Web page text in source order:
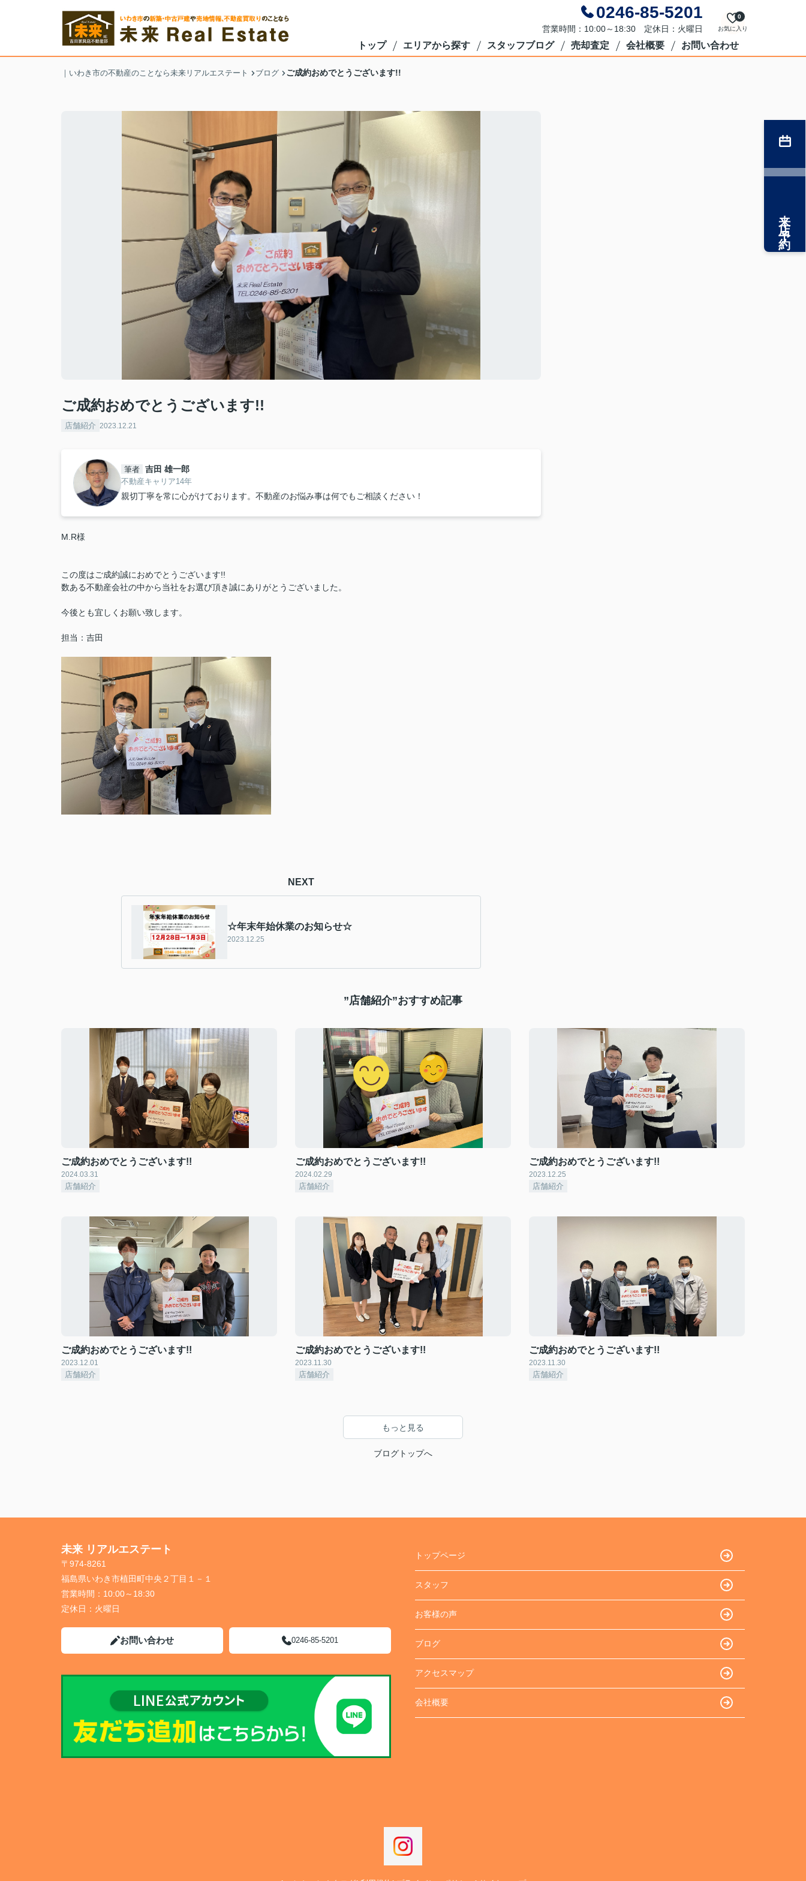
0246-85-5201
営業時間：10:00～18:30 定休日：火曜日 お気に入り
0
トップ エリアから探す スタッフブログ 売却査定 会社概要 お問い合わせ
｜いわき市の不動産のことなら未来リアルエステート ブログ ご成約おめでとうございます!!
ご成約おめでとうございます!!
店舗紹介 2023.12.21
筆者 吉田 雄一郎
不動産キャリア14年
親切丁寧を常に心がけております。不動産のお悩み事は何でもご相談ください！
M.R様
この度はご成約誠におめでとうございます!!
数ある不動産会社の中から当社をお選び頂き誠にありがとうございました。
今後とも宜しくお願い致します。
担当：吉田
NEXT
☆年末年始休業のお知らせ☆
2023.12.25
”店舗紹介”おすすめ記事
ご成約おめでとうございます!!
2024.03.31
店舗紹介
ご成約おめでとうございます!!
2024.02.29
店舗紹介
ご成約おめでとうございます!!
2023.12.25
店舗紹介
ご成約おめでとうございます!!
2023.12.01
店舗紹介
ご成約おめでとうございます!!
2023.11.30
店舗紹介
ご成約おめでとうございます!!
2023.11.30
店舗紹介
もっと見る
ブログトップへ
来店予約
未来 リアルエステート
〒974-8261
福島県いわき市植田町中央２丁目１－１
営業時間： 10:00～18:30
定休日： 火曜日
お問い合わせ 0246-85-5201
トップページ
スタッフ
お客様の声
ブログ
アクセスマップ
会社概要